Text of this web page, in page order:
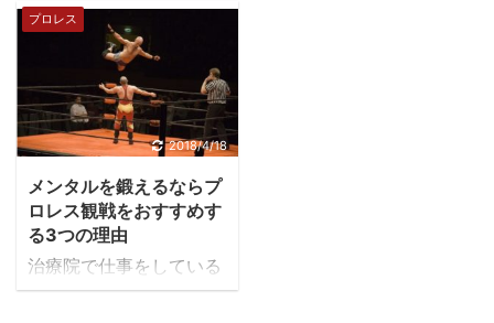
動した名言をTOP10を発
表します。 心に響いたプ
ロレスラ―の名言ランキ
ング 第10位「何でも知
ってると思うなら、それ
はもうすでに死んでいる
ということだ。」カー
ル・ゴッチ 言わずと知れ
た「プロレスの神様 ...
ニア選手の祭典！ベス
ト・オブ・ザ・スーパー
ジュニア！今回で26回目
となる大会です。 その出
場選手が発表されまし
た。髙橋ヒロムの電撃復
イは結局ヘビーなの？と
か色々予想がありました
が…、 発表された出場選
手は２０名！！過去最
プロレス
2018/4/18
メンタルを鍛えるならプ
ロレス観戦をおすすめす
る3つの理由
治療院で仕事をしている
と色々な方が来院されま